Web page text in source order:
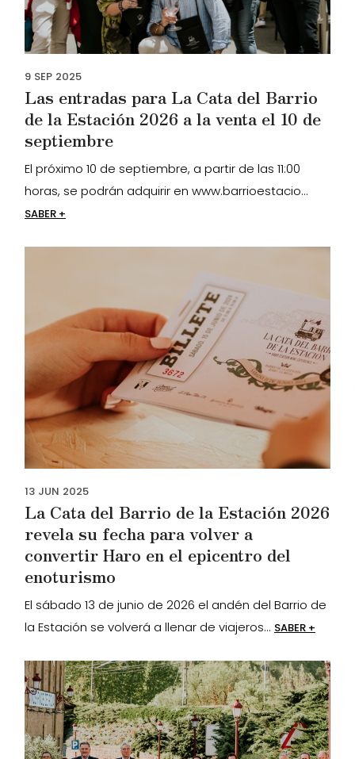
9 SEP 2025
Las entradas para La Cata del Barrio
de la Estación 2026 a la venta el 10 de
septiembre
El próximo 10 de septiembre, a partir de las 11:00
horas, se podrán adquirir en www.barrioestacio...
SABER +
13 JUN 2025
La Cata del Barrio de la Estación 2026
revela su fecha para volver a
convertir Haro en el epicentro del
enoturismo
El sábado 13 de junio de 2026 el andén del Barrio de
la Estación se volverá a llenar de viajeros... SABER +